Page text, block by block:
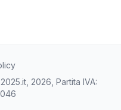
2026, Partita IVA: